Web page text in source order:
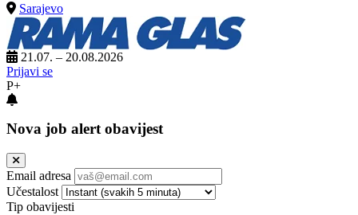
Sarajevo
21.07. – 20.08.2026
Prijavi se
P+
Nova job alert obavijest
Email adresa
Učestalost
Tip obavijesti